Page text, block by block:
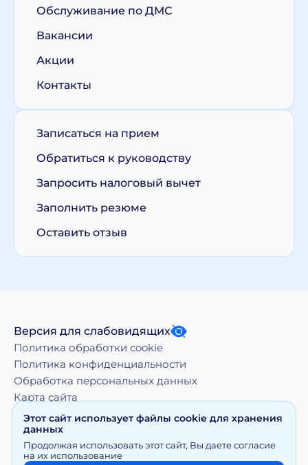
Обслуживание по ДМС
Вакансии
Акции
Контакты
Записаться на прием
Обратиться к руководству
Запросить налоговый вычет
Заполнить резюме
Оставить отзыв
Версия для слабовидящих
Политика обработки cookie
Политика конфиденциальности
Обработка персональных данных
Карта сайта
Копирование, тиражирование, а равно иное
использование материалов, размещенных на moy-
doktor.org возможно только с письменного разрешения
Этот сайт использует файлы cookie для хранения
данных
Продолжая использовать этот сайт, Вы даете согласие
на их использование